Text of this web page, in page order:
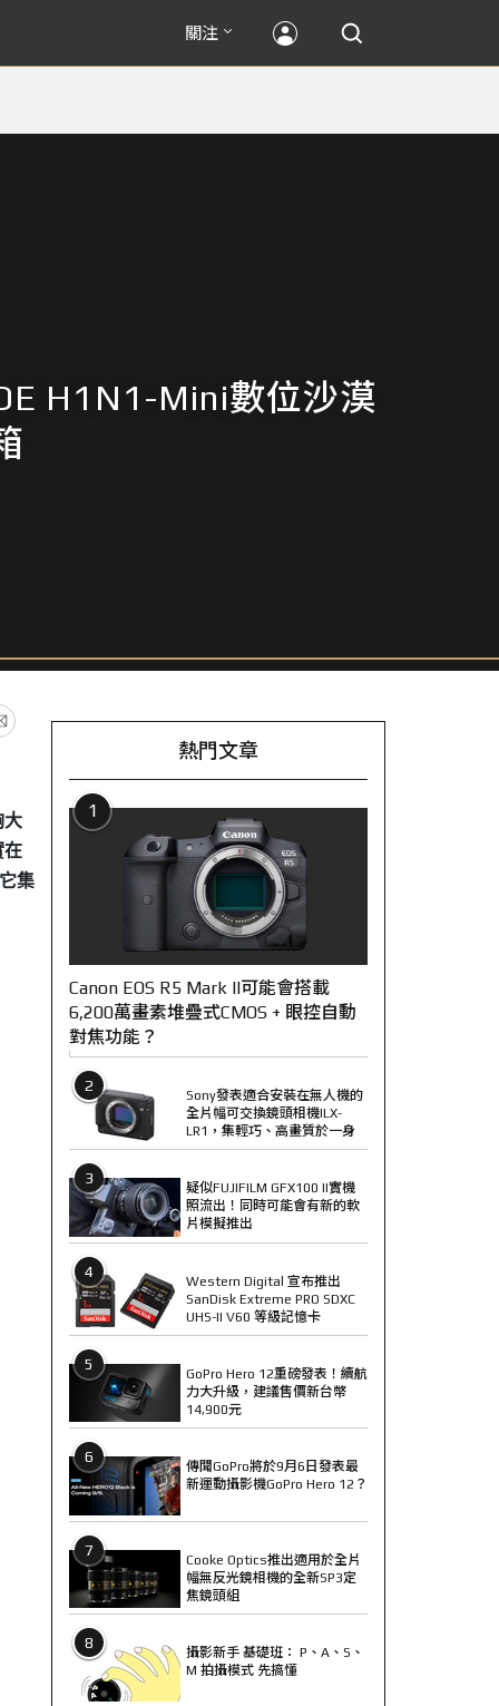
關注
H1N1-Mini數位沙漠
大
在
集
熱門文章
1
Canon EOS R5 Mark II可能會搭載
6,200萬畫素堆疊式CMOS + 眼控自動
對焦功能？
2
Sony發表適合安裝在無人機的
全片幅可交換鏡頭相機ILX-
LR1，集輕巧、高畫質於一身
3
疑似FUJIFILM GFX100 II實機
照流出！同時可能會有新的軟
片模擬推出
4
Western Digital 宣布推出
SanDisk Extreme PRO SDXC
UHS-II V60 等級記憶卡
5
GoPro Hero 12重磅發表！續航
力大升級，建議售價新台幣
14,900元
6
傳聞GoPro將於9月6日發表最
新運動攝影機GoPro Hero 12？
7
Cooke Optics推出適用於全片
幅無反光鏡相機的全新SP3定
焦鏡頭組
8
攝影新手 基礎班： P、A、S、
M 拍攝模式 先搞懂